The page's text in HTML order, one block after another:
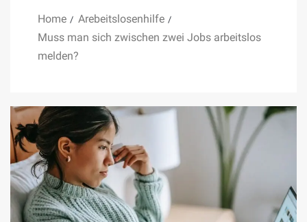
Home
Arebeitslosenhilfe
Muss man sich zwischen zwei Jobs arbeitslos
melden?